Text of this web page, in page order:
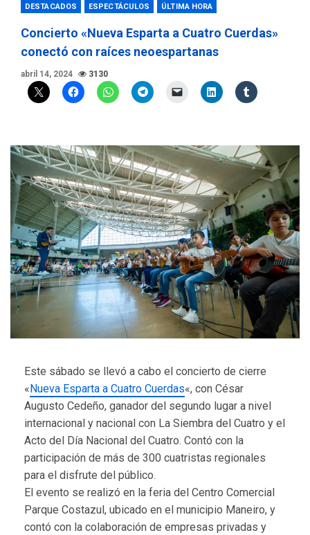
DESTACADOS ESPECTÁCULOS ÚLTIMA HORA
Concierto «Nueva Esparta a Cuatro Cuerdas»
conectó con raíces neoespartanas
abril 14, 2024 3130
Este sábado se llevó a cabo el concierto de cierre
«Nueva Esparta a Cuatro Cuerdas«, con César
Augusto Cedeño, ganador del segundo lugar a nivel
internacional y nacional con La Siembra del Cuatro y el
Acto del Día Nacional del Cuatro. Contó con la
participación de más de 300 cuatristas regionales
para el disfrute del público.
El evento se realizó en la feria del Centro Comercial
Parque Costazul, ubicado en el municipio Maneiro, y
contó con la colaboración de empresas privadas y